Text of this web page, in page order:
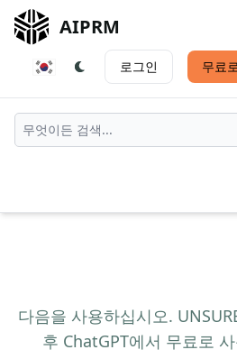
AIPRM
로그인 무료
다음을 사용하십시오.
후 ChatGPT에서 무료로